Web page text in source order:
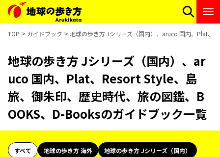
TOP ガイドブック 地球の歩き方 Jシリーズ（国内）、aruco 国内、Plat、
地球の歩き方 Jシリーズ（国内）、ar
uco 国内、Plat、Resort Style、島
旅、御朱印、歴史時代、旅の図鑑、B
OOKS、D-Booksのガイドブック一覧
すべて 地球の歩き方 海外
地球の歩き方 Jシリーズ（国内）